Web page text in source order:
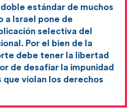
estándar de muchos
a Israel pone de
selectiva del
Por el bien de la
debe tener la libertad
de desafiar la impunidad
que violan los derechos